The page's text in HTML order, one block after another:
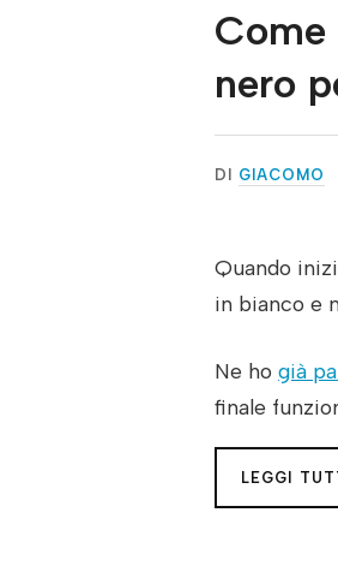
nero
DI GIACOMO
Quando
in bianco e
Ne hogià
finale
LEGGI